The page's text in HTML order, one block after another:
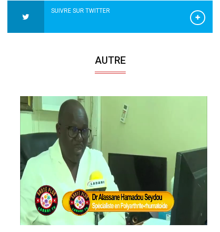
SUIVRE SUR TWITTER
AUTRE